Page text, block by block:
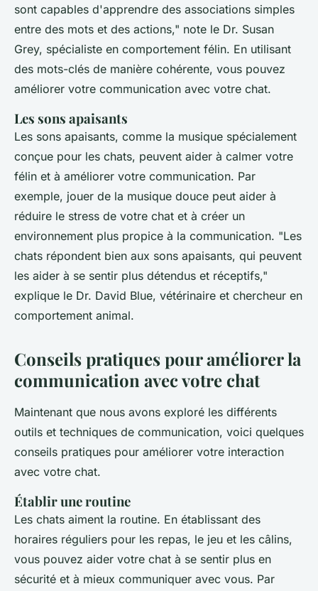
sont capables d'apprendre des associations simples
entre des mots et des actions," note le Dr. Susan
Grey, spécialiste en comportement félin. En utilisant
des mots-clés de manière cohérente, vous pouvez
améliorer votre communication avec votre chat.
Les sons apaisants
Les sons apaisants, comme la musique spécialement
conçue pour les chats, peuvent aider à calmer votre
félin et à améliorer votre communication. Par
exemple, jouer de la musique douce peut aider à
réduire le stress de votre chat et à créer un
environnement plus propice à la communication. "Les
chats répondent bien aux sons apaisants, qui peuvent
les aider à se sentir plus détendus et réceptifs,"
explique le Dr. David Blue, vétérinaire et chercheur en
comportement animal.
Conseils pratiques pour améliorer la
communication avec votre chat
Maintenant que nous avons exploré les différents
outils et techniques de communication, voici quelques
conseils pratiques pour améliorer votre interaction
avec votre chat.
Établir une routine
Les chats aiment la routine. En établissant des
horaires réguliers pour les repas, le jeu et les câlins,
vous pouvez aider votre chat à se sentir plus en
sécurité et à mieux communiquer avec vous. Par